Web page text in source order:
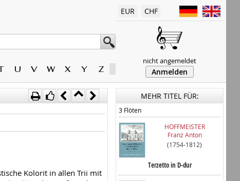
U V W X Y Z
EUR CHF
nicht angemeldet
Anmelden
Kolorit in allen Trii mit
MEHR TITEL FÜR:
3 Flöten
HOFFMEISTER
Franz Anton
(1754-1812)
Terzetto in D-dur